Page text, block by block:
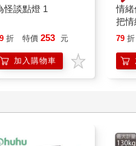
面罩或護目鏡的錐形頭盔。在
，那裡是哈布林河流域的史前
，看見了神的戰車。
布林流域連接到蘇美和亞甲，
表達「神」這個概念；同樣，
地球上空飛行，同時也是為了
的天國住所的時候，解釋她能
怪談點燈 1
折 特價 253 元
加入購物車
情
把
誰
79 折